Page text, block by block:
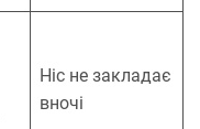
Ніс не закладає
вночі